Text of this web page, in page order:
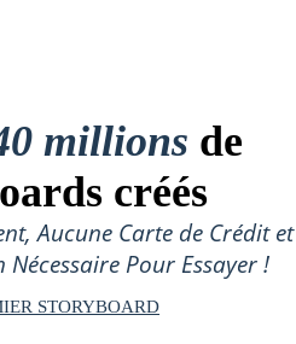
millions de
créés
Aucune Carte de Crédit et
Pour Essayer !
STORYBOARD